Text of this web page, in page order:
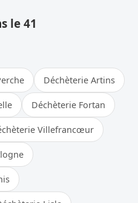
le 41
Déchèterie Artins
Déchèterie Fortan
Villefrancœur